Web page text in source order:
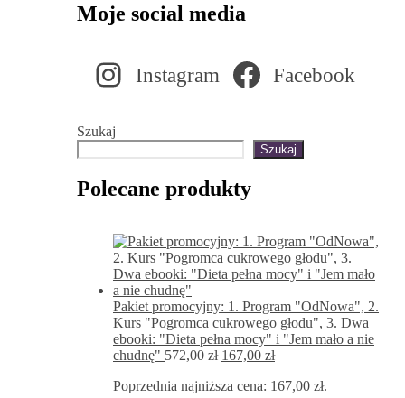
Moje social media
Instagram Facebook
Szukaj
Szukaj
Polecane produkty
Pakiet promocyjny: 1. Program "OdNowa", 2.
Kurs "Pogromca cukrowego głodu", 3. Dwa
ebooki: "Dieta pełna mocy" i "Jem mało a nie
chudnę" 572,00zł Pierwotna
wynosiła:
167,00 złAktualna
wynosi:
Poprzednia najniższa cena: 167,00 zł.